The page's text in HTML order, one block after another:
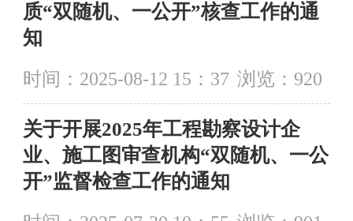
质“双随机、一公开”核查工作的通
知
时间：2025-08-12 15：37 浏览： 920
关于开展2025年工程勘察设计企
业、施工图审查机构“双随机、一公
开”监督检查工作的通知